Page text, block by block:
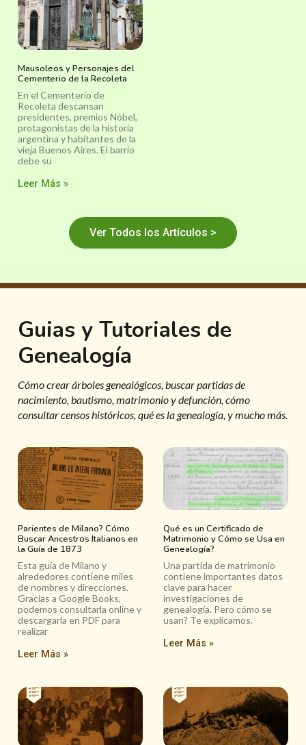
Mausoleos y Personajes del
Cementerio de la Recoleta
En el Cementerio de
Recoleta descansan
presidentes, premios Nóbel,
protagonistas de la historia
argentina y habitantes de la
vieja Buenos Aires. El barrio
debe su
Leer Más »
Ver Todos los Artículos >
Guias y Tutoriales de
Genealogía
Cómo crear árboles genealógicos, buscar partidas de
nacimiento, bautismo, matrimonio y defunción, cómo
consultar censos históricos, qué es la genealogía, y mucho más.
Parientes de Milano? Cómo
Buscar Ancestros Italianos en
la Guía de 1873
Esta guía de Milano y
alrededores contiene miles
de nombres y direcciones.
Gracias a Google Books,
podemos consultarla online y
descargarla en PDF para
realizar
Leer Más »
Qué es un Certificado de
Matrimonio y Cómo se Usa en
Genealogía?
Una partida de matrimonio
contiene importantes datos
clave para hacer
investigaciones de
genealogía. Pero cómo se
usan? Te explicamos.
Leer Más »